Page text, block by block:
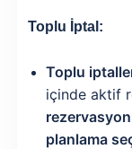
Toplu İptal:
Toplu
içinde aktif
planlama